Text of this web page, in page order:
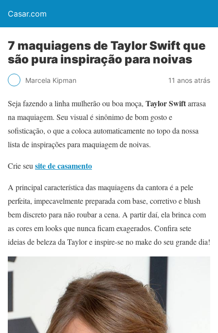
Casar.com
7 maquiagens de Taylor Swift que
são pura inspiração para noivas
Marcela Kipman 11 anos atrás
Seja fazendo a linha mulherão ou boa moça, Taylor Swiftarrasa
na maquiagem. Seu visual é sinônimo de bom gosto e
sofisticação, o que a coloca automaticamente no topo da nossa
lista de inspirações para maquiagem de noivas.
Crie seu site de casamento
A principal característica das maquiagens da cantora é a pele
perfeita, impecavelmente preparada com base, corretivo e blush
bem discreto para não roubar a cena. A partir daí, ela brinca com
as cores em looks que nunca ficam exagerados. Confira sete
ideias de beleza da Taylor e inspire-se no make do seu grande dia!